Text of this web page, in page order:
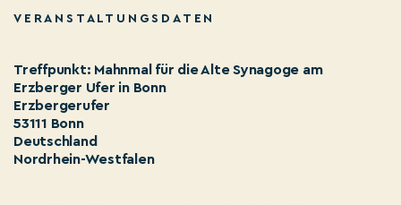
VERANSTALTUNGSDATEN
Treffpunkt: Mahnmal für die Alte Synagoge am
Erzberger Ufer in Bonn
Erzbergerufer
53111 Bonn
Deutschland
Nordrhein-Westfalen